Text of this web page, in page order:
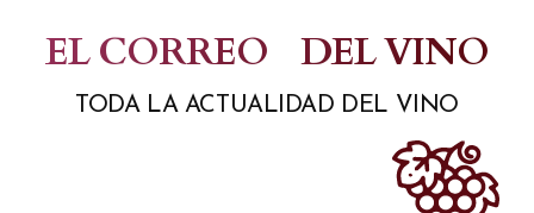
contenido
EL CORREO DEL VINO
TODA LA ACTUALIDAD DEL VINO